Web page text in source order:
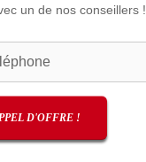
un de nos conseillers !